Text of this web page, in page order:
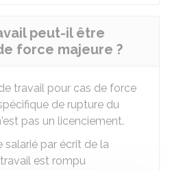
peut-il être
force majeure ?
travail pour cas de force
de rupture du
pas un licenciement.
salarié par écrit de la
est rompu